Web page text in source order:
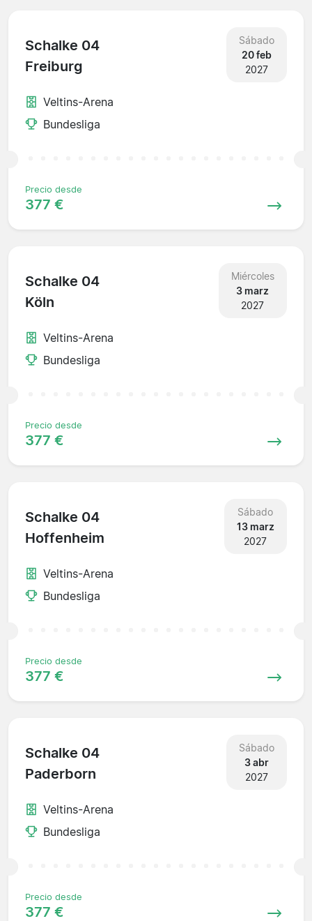
Schalke 04
Freiburg
Sábado
20 feb
2027
Veltins-Arena
Bundesliga
Precio desde
377 €
Schalke 04
Köln
Miércoles
3 marz
2027
Veltins-Arena
Bundesliga
Precio desde
377 €
Schalke 04
Hoffenheim
Sábado
13 marz
2027
Veltins-Arena
Bundesliga
Precio desde
377 €
Schalke 04
Paderborn
Sábado
3 abr
2027
Veltins-Arena
Bundesliga
Precio desde
377 €